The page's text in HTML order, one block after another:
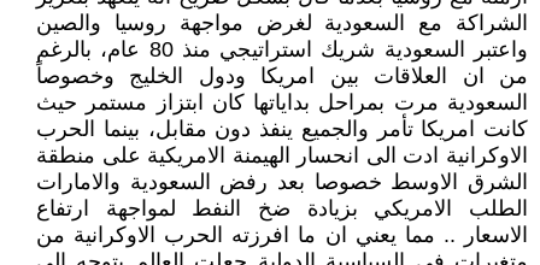
الشراكة مع السعودية لغرض مواجهة روسيا والصين
واعتبر السعودية شريك استراتيجي منذ 80 عام، بالرغم
من ان العلاقات بين امريكا ودول الخليج وخصوصاً
السعودية مرت بمراحل بداياتها كان ابتزاز مستمر حيث
كانت امريكا تأمر والجميع ينفذ دون مقابل، بينما الحرب
الاوكرانية ادت الى انحسار الهيمنة الامريكية على منطقة
الشرق الاوسط خصوصا بعد رفض السعودية والامارات
الطلب الامريكي بزيادة ضخ النفط لمواجهة ارتفاع
الاسعار .. مما يعني ان ما افرزته الحرب الاوكرانية من